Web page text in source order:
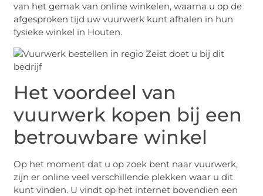
van het gemak van online winkelen, waarna u op de
afgesproken tijd uw vuurwerk kunt afhalen in hun
fysieke winkel in Houten.
Het voordeel van
vuurwerk kopen bij een
betrouwbare winkel
Op het moment dat u op zoek bent naar vuurwerk,
zijn er online veel verschillende plekken waar u dit
kunt vinden. U vindt op het internet bovendien een